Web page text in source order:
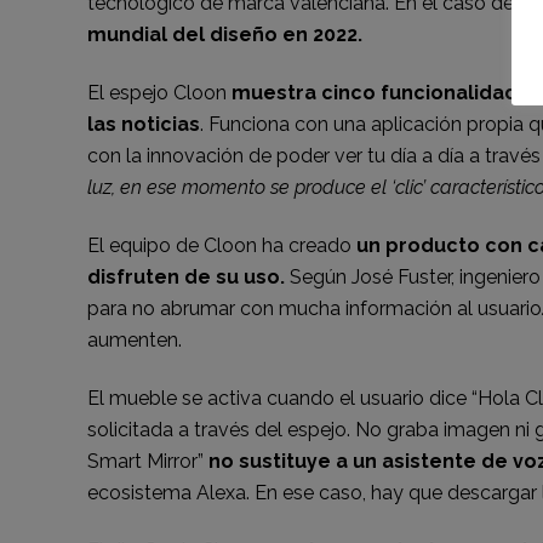
mundial del diseño en 2022.
El espejo Cloon muestra cinco
las noticias. Funciona con una aplicación propia
con la innovación de poder ver tu día a día a través
luz, en ese momento se produce el ‘clic’
El equipo de Cloon ha creado un producto con
disfruten de su uso. Según José Fuster,
para no abrumar con mucha información al usuario.
aumenten.
El mueble se activa cuando el usuario dice “Hola
solicitada a través del espejo. No graba imagen
Smart Mirror” no sustituye a un asistente de
ecosistema Alexa. En ese caso, hay que descargar